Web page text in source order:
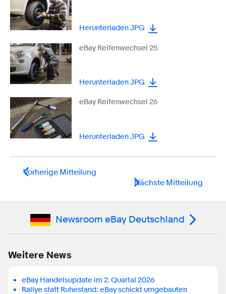
Herunterladen JPG
eBay Reifenwechsel 25
Herunterladen JPG
eBay Reifenwechsel 26
Herunterladen JPG
Vorherige Mitteilung
Nächste Mitteilung
Newsroom eBay Deutschland
Weitere News
eBay Handelsupdate im 2. Quartal 2026
Rallye statt Ruhestand: eBay schickt umgebauten